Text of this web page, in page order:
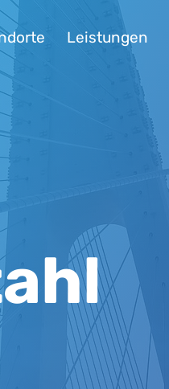
Leistungen